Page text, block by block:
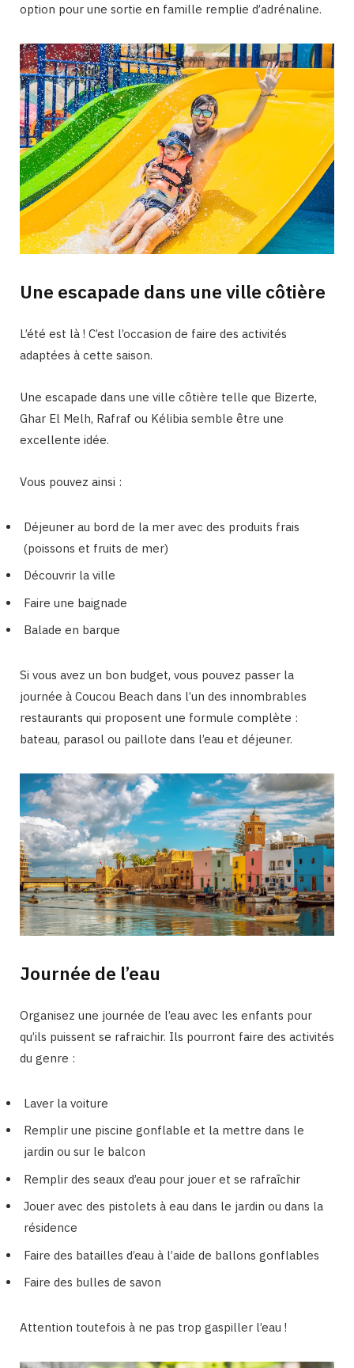
option pour une sortie en famille remplie d’adrénaline.
Une escapade dans une ville côtière
L’été est là ! C’est l’occasion de faire des activités
adaptées à cette saison.
Une escapade dans une ville côtière telle que Bizerte,
Ghar El Melh, Rafraf ou Kélibia semble être une
excellente idée.
Vous pouvez ainsi :
Déjeuner au bord de la mer avec des produits frais
(poissons et fruits de mer)
Découvrir la ville
Faire une baignade
Balade en barque
Si vous avez un bon budget, vous pouvez passer la
journée à Coucou Beach dans l’un des innombrables
restaurants qui proposent une formule complète :
bateau, parasol ou paillote dans l’eau et déjeuner.
Journée de l’eau
Organisez une journée de l’eau avec les enfants pour
qu’ils puissent se rafraichir. Ils pourront faire des activités
du genre :
Laver la voiture
Remplir une piscine gonflable et la mettre dans le
jardin ou sur le balcon
Remplir des seaux d’eau pour jouer et se rafraîchir
Jouer avec des pistolets à eau dans le jardin ou dans la
résidence
Faire des batailles d’eau à l’aide de ballons gonflables
Faire des bulles de savon
Attention toutefois à ne pas trop gaspiller l’eau !